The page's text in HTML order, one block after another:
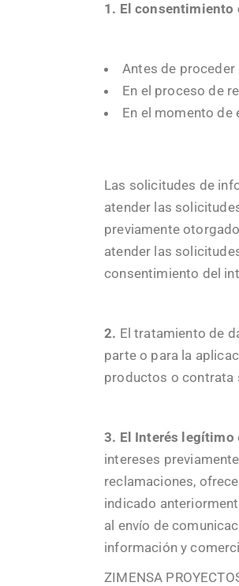
1. El consentimiento
Antes de
En el proceso de
En el momento de
Las solicitudes de
atender las
previamente
atender las
consentimiento del
2. El tratamiento de
parte o para la
productos o contrata
3. El Interés legítimo
intereses
reclamaciones,
indicado
al envío de
información y
ZIMENSA